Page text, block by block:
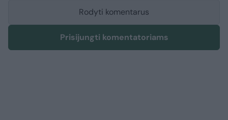
Rodyti komentarus
Prisijungti komentatoriams